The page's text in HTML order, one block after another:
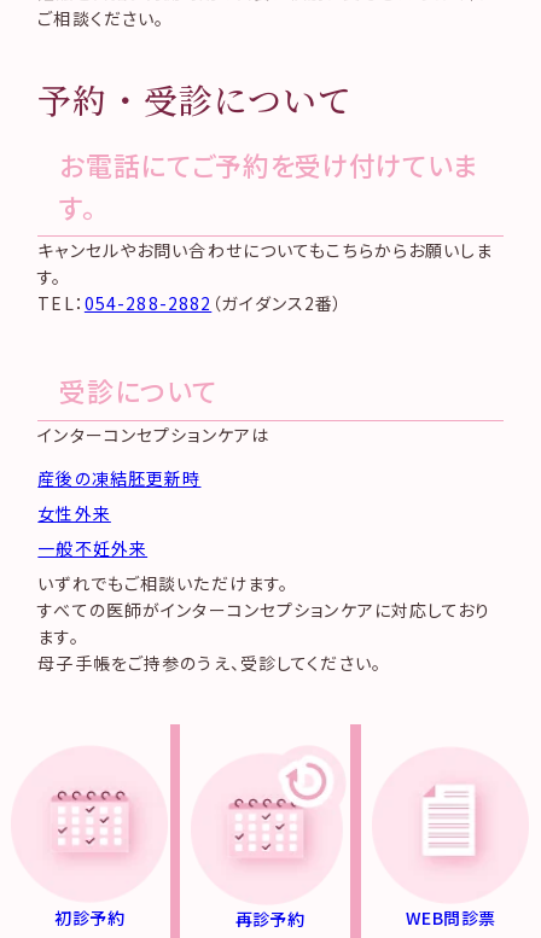
ご相談ください。
予約・受診について
お電話にてご予約を受け付けていま
す。
キャンセルやお問い合わせについてもこちらからお願いしま
す。
TEL： 054-288-2882 （ガイダンス2番）
受診について
インターコンセプションケアは
産後の凍結胚更新時
女性外来
一般不妊外来
いずれでもご相談いただけます。
すべての医師がインターコンセプションケアに対応しており
ます。
母子手帳をご持参のうえ、受診してください。
初診予約 再診予約 WEB問診票